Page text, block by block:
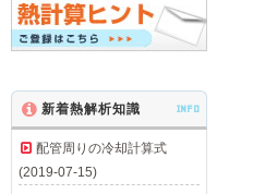
新着熱解析知識 INFO
配管周りの冷却計算式
(2019-07-15)